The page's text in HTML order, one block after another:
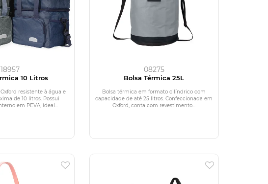
18957
10 Litros
resistente à água e
de 10 litros. Possui
em PEVA, ideal...
08275
Bolsa Térmica 25L
Bolsa térmica em formato cilíndrico com
capacidade de até 25 litros. Confeccionada em
Oxford, conta com revestimento...